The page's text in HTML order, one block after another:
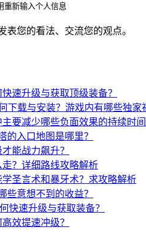
重新输入个人信息
您的看法、交流您的观点。
速升级与获取顶级装备？
下载与安装？游戏内有哪些独家
要减少哪些负面效果的持续时间
的入口地图是哪里？
能战力飙升？
？详细路线攻略解析
圣言术和暴牙术？求攻略解析
些意想不到的收益？
快速升级与获取装备？
效提速冲级？